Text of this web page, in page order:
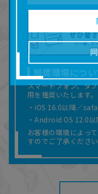
推奨環境につい
スマートフォン、タ
用を推奨いたします。
・iOS 16.0以降／
・Android OS 12.0
お客様の環境によっ
すのでご了承ください
■取扱説明書及び画
使用（本サービス
等の利用を含みま
複写、改変、掲示
を含むがこれに限
いたします。
■掲載している取扱
た商品に同梱され
す。
■対象商品仕様の変
内容は予告なく変
■当社は、取扱説明
ますが、取扱説明
はありません。
■お客様のご利用環
ご利用いただけな
■本サービスを利用
たとしても、当社
また、本サイトを